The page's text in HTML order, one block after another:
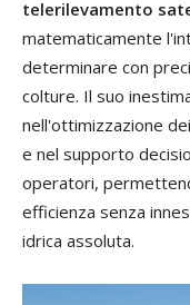
telerilevamento
matematicamente
determinare con
colture. Il suo
nell'ottimizzazione
e nel supporto
operatori,
efficienza senza
idrica assoluta.